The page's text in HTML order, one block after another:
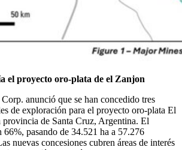
el proyecto oro-plata de el Zanjon
anunció que se han concedido tres
de exploración para el proyecto oro-plata El
de Santa Cruz, Argentina. El
pasando de 34.521 ha a 57.276
nuevas concesiones cubren áreas de interés